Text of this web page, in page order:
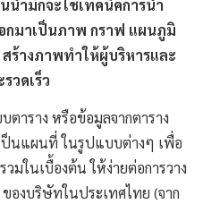
ำมักจะใช้เทคนิคการนำ
มาเป็นภาพ กราฟ แผนภูมิ
ร้างภาพทำให้ผู้บริหารและ
วดเร็ว
าราง หรือข้อมูลจากตาราง
นแผนที่ ในรูปแบบต่างๆ เพื่อ
มในเบื้องต้น ให้ง่ายต่อการวาง
องบริษัทในประเทศไทย (จาก